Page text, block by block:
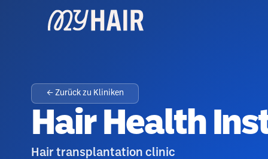
← Zurück zu Kliniken
Hair Health
Hair transplantation clinic